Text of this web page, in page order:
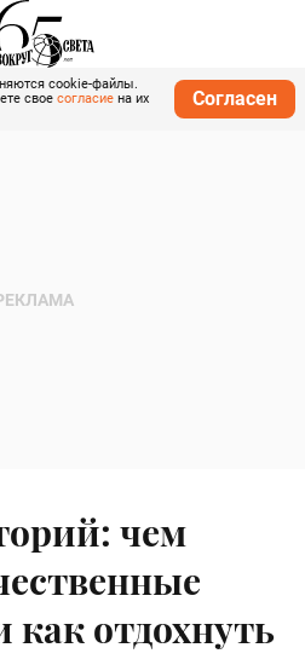
cookie-файлы.
свое согласие на их
Согласен
чем
отдохнуть